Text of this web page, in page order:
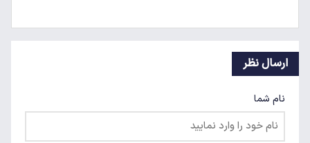
ارسال نظر
نام شما